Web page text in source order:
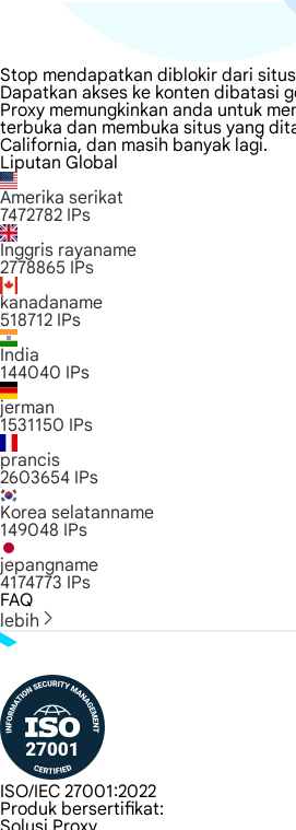
Stop mendapatkan diblokir dari
Dapatkan akses ke konten dibatasi
Proxy memungkinkan anda untuk
terbuka dan membuka situs yang
California, dan masih banyak lagi.
Liputan Global
Amerika serikat
7472782 IPs
Inggris rayaname
2778865 IPs
kanadaname
518712 IPs
India
144040 IPs
jerman
1531150 IPs
prancis
2603654 IPs
Korea selatanname
149048 IPs
jepangname
4174773 IPs
FAQ
lebih
ISO/IEC 27001:2022
Produk bersertifikat: